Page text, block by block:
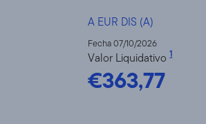
A EUR DIS (A)
Fecha 07/10/2026
Valor Liquidativo1
€363,77